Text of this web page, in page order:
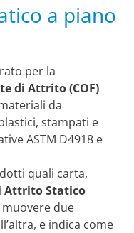
a piano
per la
di Attrito (COF)
da
stampati e
ASTM D4918 e
quali carta,
Attrito Statico
due
e indica come